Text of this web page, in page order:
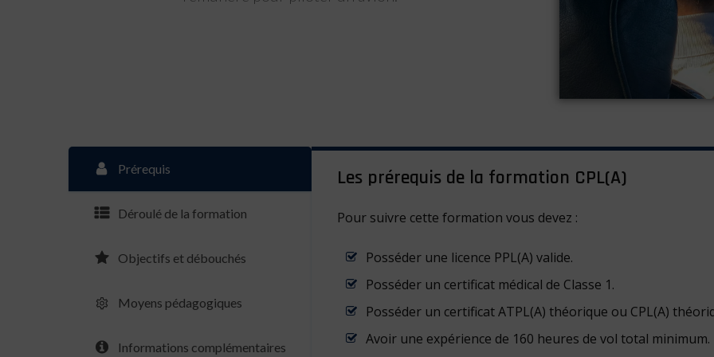
Prérequis
Déroulé de la formation
Objectifs et débouchés
Moyens pédagogiques
Informations complémentaires
Les prérequis de la formation CPL(A)
Pour suivre cette formation vous devez :
Posséder une licence PPL(A) valide.
Posséder un certificat médical de Classe 1.
Posséder un certificat ATPL(A) théorique ou CPL(A)
Avoir une expérience de 160 heures de vol total minimum.